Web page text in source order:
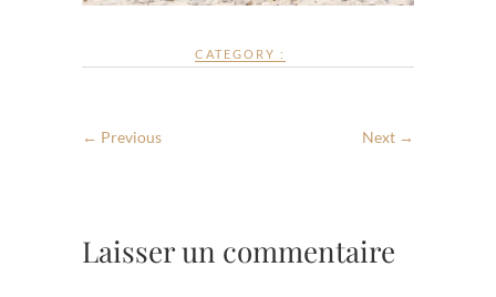
CATEGORY :
← Previous Next →
Laisser un commentaire